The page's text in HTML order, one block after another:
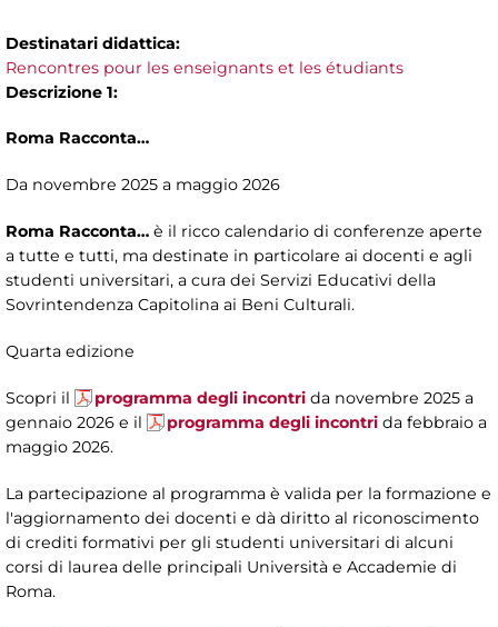
Destinatari didattica:
Rencontres pour les enseignants et les étudiants
Descrizione 1:
Roma Racconta…
Da novembre 2025 a maggio 2026
Roma Racconta… è il ricco calendario di conferenze aperte
a tutte e tutti, ma destinate in particolare ai docenti e agli
studenti universitari, a cura dei Servizi Educativi della
Sovrintendenza Capitolina ai Beni Culturali.
Quarta edizione
Scopri il programma degli incontri da novembre 2025 a
gennaio 2026 e il
programma degli incontri da febbraio a
maggio 2026.
La partecipazione al programma è valida per la formazione e
l'aggiornamento dei docenti e dà diritto al riconoscimento
di crediti formativi per gli studenti universitari di alcuni
corsi di laurea delle principali Università e Accademie di
Roma.